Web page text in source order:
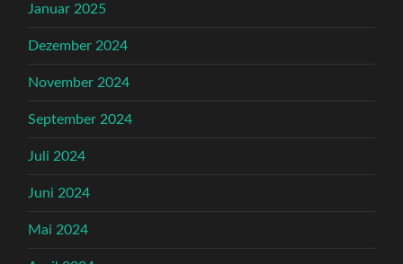
Januar 2025
Dezember 2024
November 2024
September 2024
Juli 2024
Juni 2024
Mai 2024